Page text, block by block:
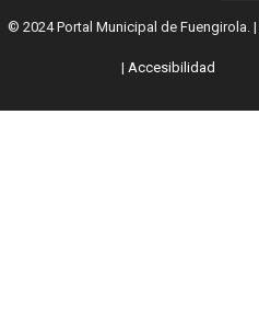
© 2024 Portal Municipal de Fuengirola. |
| Accesibilidad